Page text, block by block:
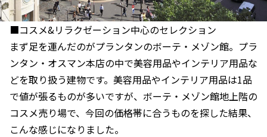
■コスメ&リラクゼーション中心のセレクション
まず足を運んだのがプランタンのボーテ・メゾン館。プラ
ンタン・オスマン本店の中で美容用品やインテリア用品な
どを取り扱う建物です。美容用品やインテリア用品は1品
で値が張るものが多いですが、ボーテ・メゾン館地上階の
コスメ売り場で、今回の価格帯に合うものを探した結果、
こんな感じになりました。